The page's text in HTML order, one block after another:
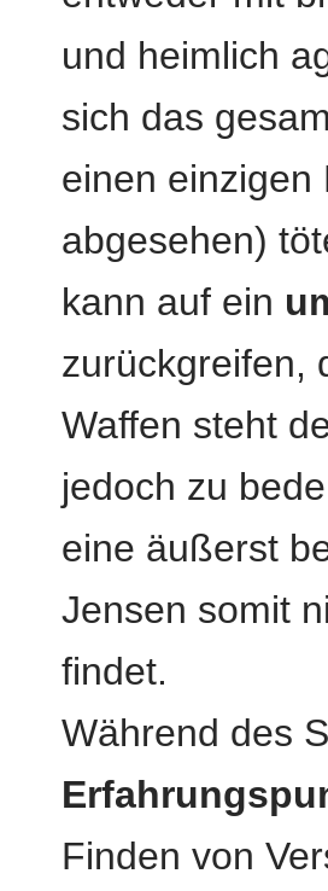
und heimlich
sich das
einen einzigen
abgesehen)
kann auf ein
zurückgreifen,
Waffen steht
jedoch zu
eine äußerst
Jensen somit
findet.
Während des
Finden von